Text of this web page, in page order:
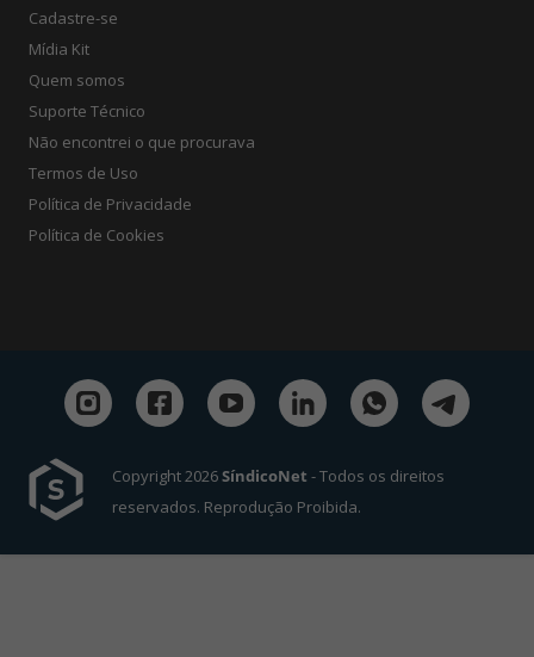
Cadastre-se
Mídia Kit
Quem somos
Suporte Técnico
Não encontrei o que procurava
Termos de Uso
Política de Privacidade
Política de Cookies
Copyright 2026SíndicoNet - Todos os direitos
reservados. Reprodução Proibida.